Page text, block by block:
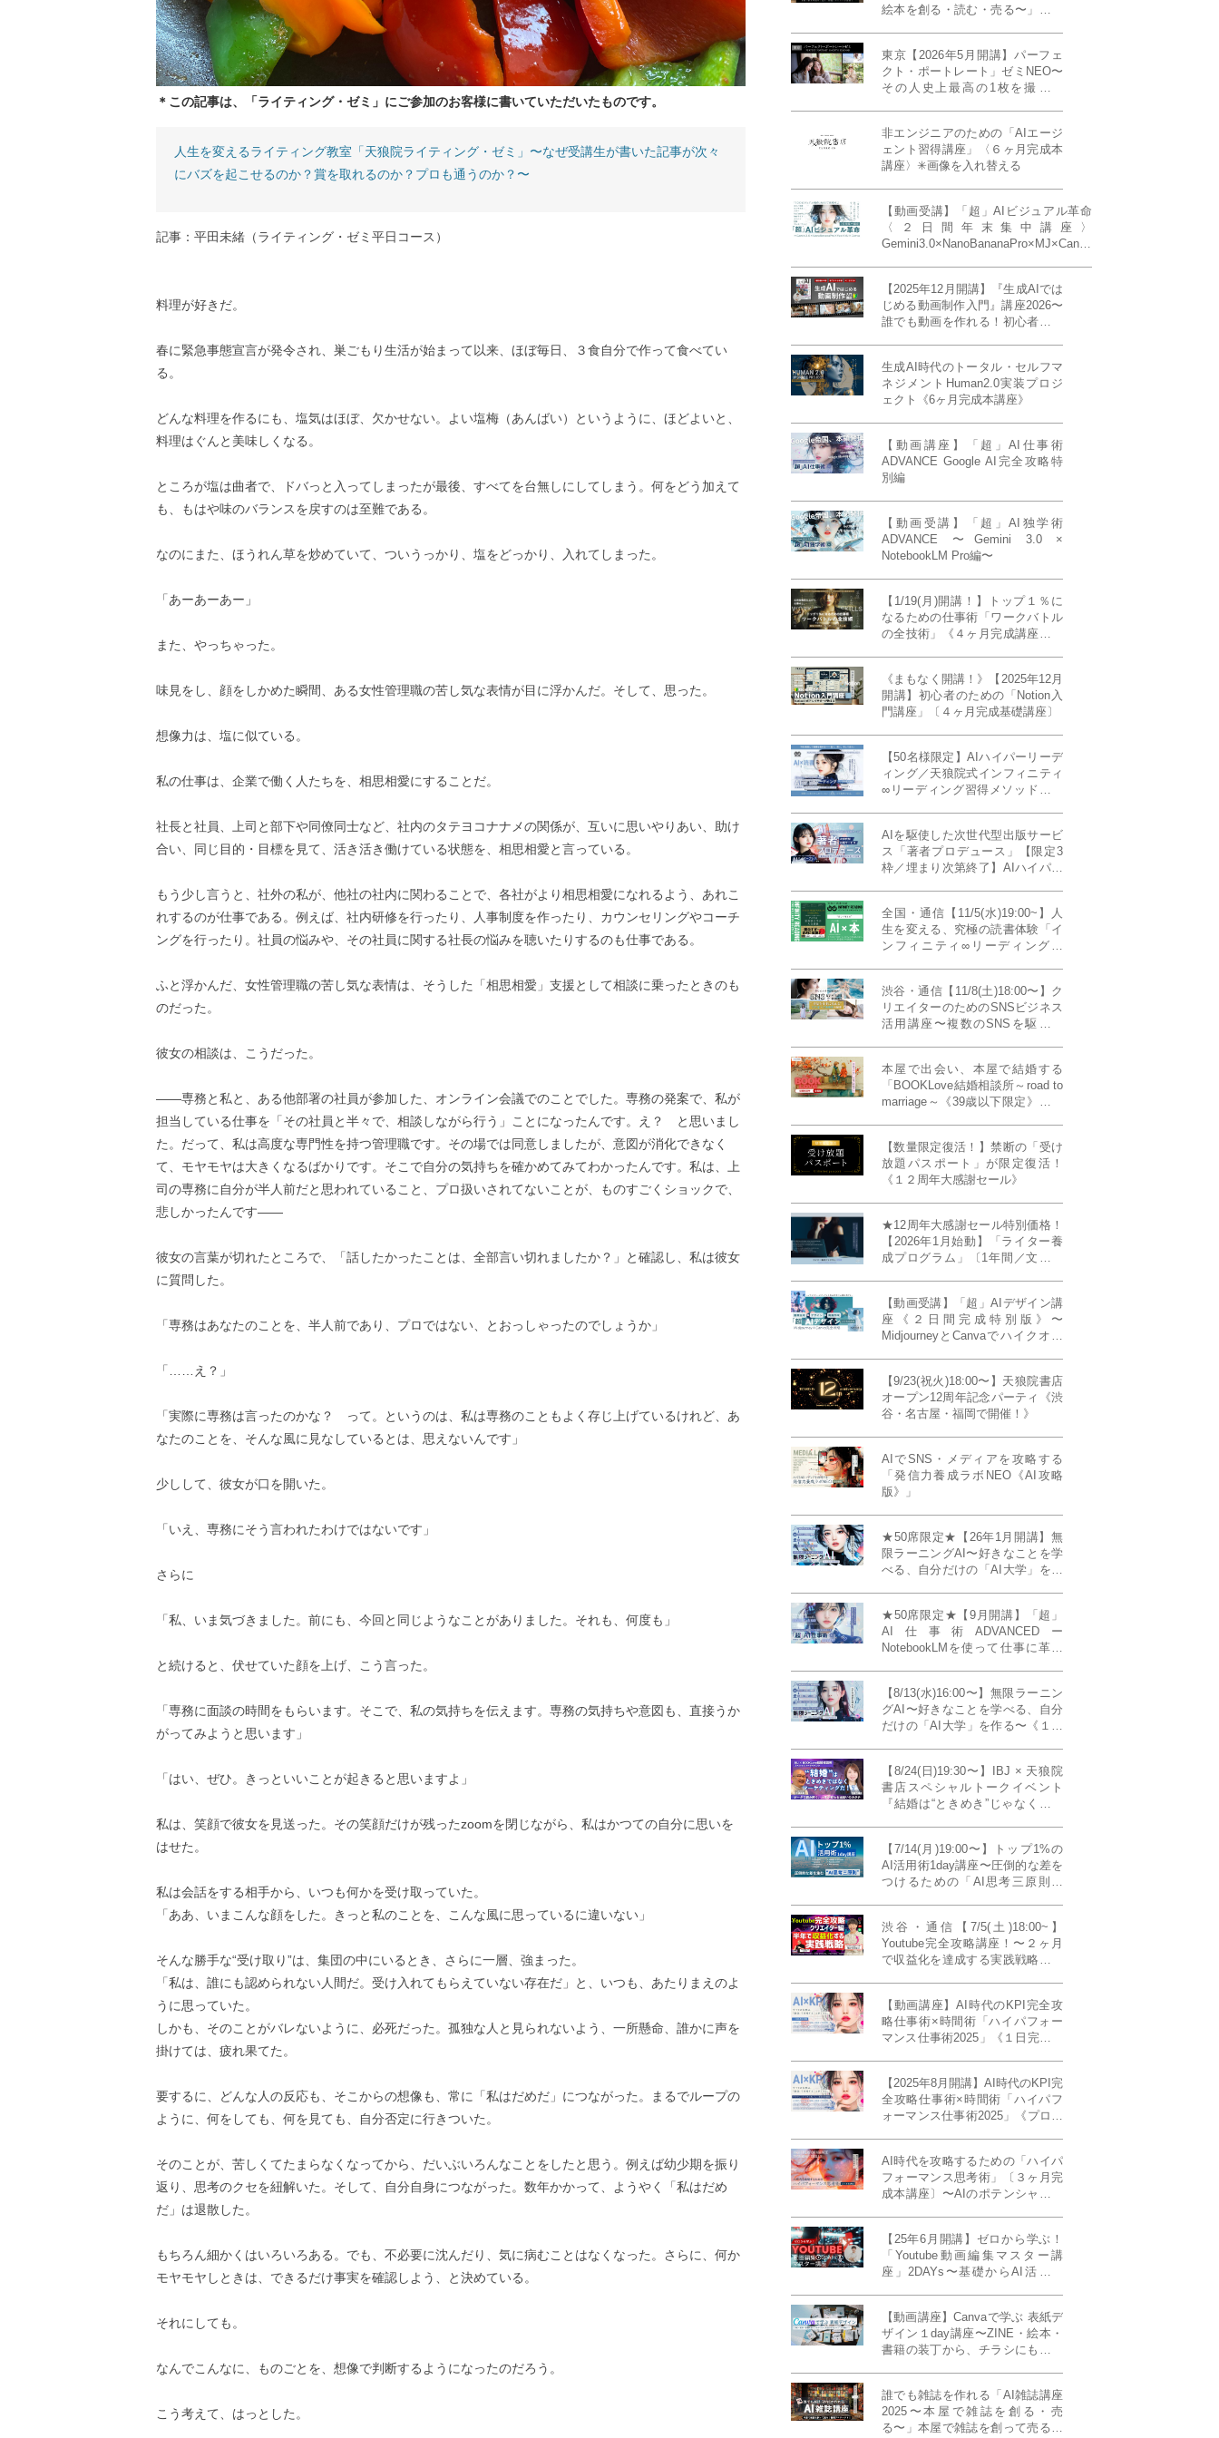
＊この記事は、「ライティング・ゼミ」にご参加のお客様に書いていただいたものです。
人生を変えるライティング教室「天狼院ライティング・ゼミ」〜なぜ受講生が書いた記事が次々
にバズを起こせるのか？賞を取れるのか？プロも通うのか？〜
記事：平田未緒（ライティング・ゼミ平日コース）
料理が好きだ。
春に緊急事態宣言が発令され、巣ごもり生活が始まって以来、ほぼ毎日、３食自分で作って食べてい
る。
どんな料理を作るにも、塩気はほぼ、欠かせない。よい塩梅（あんばい）というように、ほどよいと、
料理はぐんと美味しくなる。
ところが塩は曲者で、ドバっと入ってしまったが最後、すべてを台無しにしてしまう。何をどう加えて
も、もはや味のバランスを戻すのは至難である。
なのにまた、ほうれん草を炒めていて、ついうっかり、塩をどっかり、入れてしまった。
「あーあーあー」
また、やっちゃった。
味見をし、顔をしかめた瞬間、ある女性管理職の苦し気な表情が目に浮かんだ。そして、思った。
想像力は、塩に似ている。
私の仕事は、企業で働く人たちを、相思相愛にすることだ。
社長と社員、上司と部下や同僚同士など、社内のタテヨコナナメの関係が、互いに思いやりあい、助け
合い、同じ目的・目標を見て、活き活き働けている状態を、相思相愛と言っている。
もう少し言うと、社外の私が、他社の社内に関わることで、各社がより相思相愛になれるよう、あれこ
れするのが仕事である。例えば、社内研修を行ったり、人事制度を作ったり、カウンセリングやコーチ
ングを行ったり。社員の悩みや、その社員に関する社長の悩みを聴いたりするのも仕事である。
ふと浮かんだ、女性管理職の苦し気な表情は、そうした「相思相愛」支援として相談に乗ったときのも
のだった。
彼女の相談は、こうだった。
――専務と私と、ある他部署の社員が参加した、オンライン会議でのことでした。専務の発案で、私が
担当している仕事を「その社員と半々で、相談しながら行う」ことになったんです。え？ と思いまし
た。だって、私は高度な専門性を持つ管理職です。その場では同意しましたが、意図が消化できなく
て、モヤモヤは大きくなるばかりです。そこで自分の気持ちを確かめてみてわかったんです。私は、上
司の専務に自分が半人前だと思われていること、プロ扱いされてないことが、ものすごくショックで、
悲しかったんです――
彼女の言葉が切れたところで、「話したかったことは、全部言い切れましたか？」と確認し、私は彼女
に質問した。
「専務はあなたのことを、半人前であり、プロではない、とおっしゃったのでしょうか」
「……え？」
「実際に専務は言ったのかな？ って。というのは、私は専務のこともよく存じ上げているけれど、あ
なたのことを、そんな風に見なしているとは、思えないんです」
少しして、彼女が口を開いた。
「いえ、専務にそう言われたわけではないです」
さらに
「私、いま気づきました。前にも、今回と同じようなことがありました。それも、何度も」
と続けると、伏せていた顔を上げ、こう言った。
「専務に面談の時間をもらいます。そこで、私の気持ちを伝えます。専務の気持ちや意図も、直接うか
がってみようと思います」
「はい、ぜひ。きっといいことが起きると思いますよ」
私は、笑顔で彼女を見送った。その笑顔だけが残ったzoomを閉じながら、私はかつての自分に思いを
はせた。
私は会話をする相手から、いつも何かを受け取っていた。
「ああ、いまこんな顔をした。きっと私のことを、こんな風に思っているに違いない」
そんな勝手な“受け取り”は、集団の中にいるとき、さらに一層、強まった。
「私は、誰にも認められない人間だ。受け入れてもらえていない存在だ」と、いつも、あたりまえのよ
うに思っていた。
しかも、そのことがバレないように、必死だった。孤独な人と見られないよう、一所懸命、誰かに声を
掛けては、疲れ果てた。
要するに、どんな人の反応も、そこからの想像も、常に「私はだめだ」につながった。まるでループの
ように、何をしても、何を見ても、自分否定に行きついた。
そのことが、苦しくてたまらなくなってから、だいぶいろんなことをしたと思う。例えば幼少期を振り
返り、思考のクセを紐解いた。そして、自分自身につながった。数年かかって、ようやく「私はだめ
だ」は退散した。
もちろん細かくはいろいろある。でも、不必要に沈んだり、気に病むことはなくなった。さらに、何か
モヤモヤしときは、できるだけ事実を確認しよう、と決めている。
それにしても。
なんでこんなに、ものごとを、想像で判断するようになったのだろう。
こう考えて、はっとした。
絵本を創る・読む・売る〜」イン
20名限定》
東京【2026年5月開講】パーフェ
クト・ポートレート」ゼミNEO〜
その人史上最高の1枚を撮る！
催）」《初参加大歓迎／12名限
定》
非エンジニアのための「AIエージ
ェント習得講座」〈６ヶ月完成本
講座〉✳︎画像を入れ替える
【動画受講】「超」AIビジュアル革命
〈２日間年末集中講座〉
Gemini3.0×NanoBananaPro×MJ×Canva
【2025年12月開講】『生成AIでは
じめる動画制作入門』講座2026〜
誰でも動画を作れる！初心者から
生成AI時代のトータル・セルフマ
ネジメントHuman2.0実装プロジ
ェクト《6ヶ月完成本講座》
【動画講座】「超」AI仕事術
ADVANCE Google AI完全攻略特
別編
【動画受講】「超」AI独学術
ADVANCE 〜Gemini 3.0 ×
NotebookLM Pro編〜
【1/19(月)開講！】トップ１％に
なるための仕事術「ワークバトル
の全技術」《４ヶ月完成講座》ー
《まもなく開講！》【2025年12月
開講】初心者のための「Notion入
門講座」〔４ヶ月完成基礎講座〕
【50名様限定】AIハイパーリーデ
ィング／天狼院式インフィニティ
∞リーディング習得メソッド《４
AIを駆使した次世代型出版サービ
ス「著者プロデュース」【限定3
枠／埋まり次第終了】AIハイパー
全国・通信【11/5(水)19:00~】人
生を変える、究極の読書体験「イ
ンフィニティ∞リーディング／
MILLENNIUM THINKING アメリ
カ最高峰大学の人気講義』
渋谷・通信【11/8(土)18:00〜】ク
リエイターのためのSNSビジネス
活用講座〜複数のSNSを駆使し
成ラボPresents》
本屋で出会い、本屋で結婚する
「BOOKLove結婚相談所～road to
marriage～《39歳以下限定》」全
【数量限定復活！】禁断の「受け
放題パスポート」が限定復活！
《１２周年大感謝セール》
★12周年大感謝セール特別価格！
【2026年1月始動】「ライター養
成プログラム」〔1年間／文章講
ー”へ、全国どこからでも。〜《全
店舗リアルタイム参加OK／録画
視聴対応／限定4席》
【動画受講】「超」AIデザイン講
座《２日間完成特別版》〜
MidjourneyとCanvaでハイクオリ
【9/23(祝火)18:00〜】天狼院書店
オープン12周年記念パーティ《渋
谷・名古屋・福岡で開催！》
AIでSNS・メディアを攻略する
「発信力養成ラボNEO《AI攻略
版》」
★50席限定★【26年1月開講】無
限ラーニングAI〜好きなことを学
べる、自分だけの「AI大学」を作
★50席限定★【9月開講】「超」
AI仕事術ADVANCEDー
NotebookLMを使って仕事に革命
【8/13(水)16:00〜】無限ラーニン
グAI〜好きなことを学べる、自分
だけの「AI大学」を作る〜《１日
【8/24(日)19:30〜】IBJ × 天狼院
書店スペシャルトークイベント
『結婚は“ときめき”じゃなくて、
のカタチ〜《BOOKLove結婚相談
所presents》
【7/14(月)19:00〜】トップ1%の
AI活用術1day講座〜圧倒的な差を
つけるための「AI思考三原則」
渋谷・通信【7/5(土)18:00~】
Youtube完全攻略講座！〜２ヶ月
で収益化を達成する実践戦略！ゲ
発信力養成ラボNEO》
【動画講座】AI時代のKPI完全攻
略仕事術×時間術「ハイパフォー
マンス仕事術2025」《１日完成特
【2025年8月開講】AI時代のKPI完
全攻略仕事術×時間術「ハイパフ
ォーマンス仕事術2025」《プロフ
AI時代を攻略するための「ハイパ
フォーマンス思考術」〔３ヶ月完
成本講座〕〜AIのポテンシャルを
【25年6月開講】ゼロから学ぶ！
「Youtube動画編集マスター講
座」2DAYs〜基礎からAI活用ま
【動画講座】Canvaで学ぶ 表紙デ
ザイン１day講座〜ZINE・絵本・
書籍の装丁から、チラシにも活か
誰でも雑誌を作れる「AI雑誌講座
2025〜本屋で雑誌を創る・売
る〜」本屋で雑誌を創って売る！